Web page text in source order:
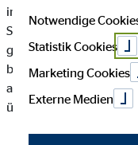
internetbasierte
Sicherheitslücken
gewährleistet werden
betroffenen Person frei,
alternativen Wegen,
übermitteln.
Notwendige
Statistik Cookies
Marketing Cookies
Externe Medien